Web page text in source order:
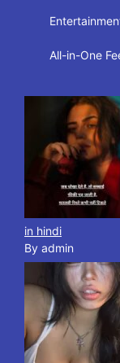
All-in-One
in hindi
By admin